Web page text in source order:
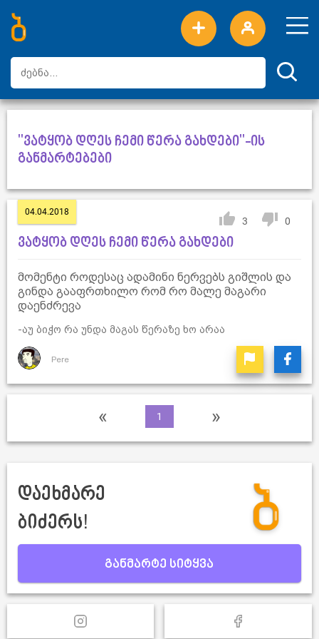
ახალი სიტყვები
ტოპ სიტყვები
დღის ტოპ სიტყვები
ტოპ მომხმარებლები
"ვატყობ დღეს ჩემი წერა გახდები"-ის
განმარტებები
04.04.2018
3 0
ვატყობ დღეს ჩემი წერა გახდები
მომენტი როდესაც ადამინი ნერვებს გიშლის და
გინდა გააფრთხილო რომ რო მალე მაგარი
დაენძრევა
-აუ ბიჭო რა უნდა მაგას წერაზე ხო არაა
Pere
« 1 »
დაეხმარე
ბიძერს!
განმარტე სიტყვა